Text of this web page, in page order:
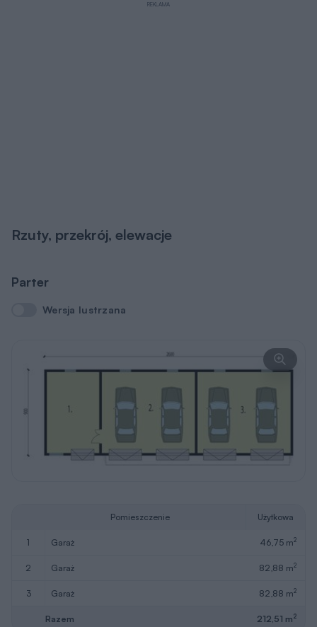
REKLAMA
Rzuty, przekrój, elewacje
Parter
Wersja lustrzana
Wersja lustrzana
Pomieszczenie Użytkowa
1 garaż 46,75 m2
2 garaż 82,88 m2
3 garaż 82,88 m2
Razem 212,51 m2